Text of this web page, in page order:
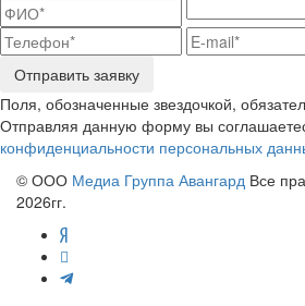
Отправить заявку
Поля, обозначенные звездочкой,
Отправляя данную форму вы
конфиденциальности персональных
© ООО Медиа Группа Авангард Все
2026гг.